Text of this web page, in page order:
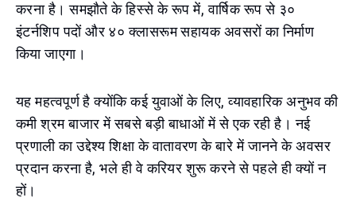
करना है। समझौते के हिस्से के रूप में, वार्षिक रूप से ३०
इंटर्नशिप पदों और ४० क्लासरूम सहायक अवसरों का निर्माण
किया जाएगा।
यह महत्वपूर्ण है क्योंकि कई युवाओं के लिए, व्यावहारिक अनुभव की
कमी श्रम बाजार में सबसे बड़ी बाधाओं में से एक रही है। नई
प्रणाली का उद्देश्य शिक्षा के वातावरण के बारे में जानने के अवसर
प्रदान करना है, भले ही वे करियर शुरू करने से पहले ही क्यों न
हों।